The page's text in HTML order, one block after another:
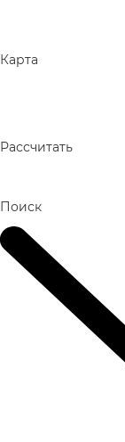
Карта
Рассчитать
Поиск